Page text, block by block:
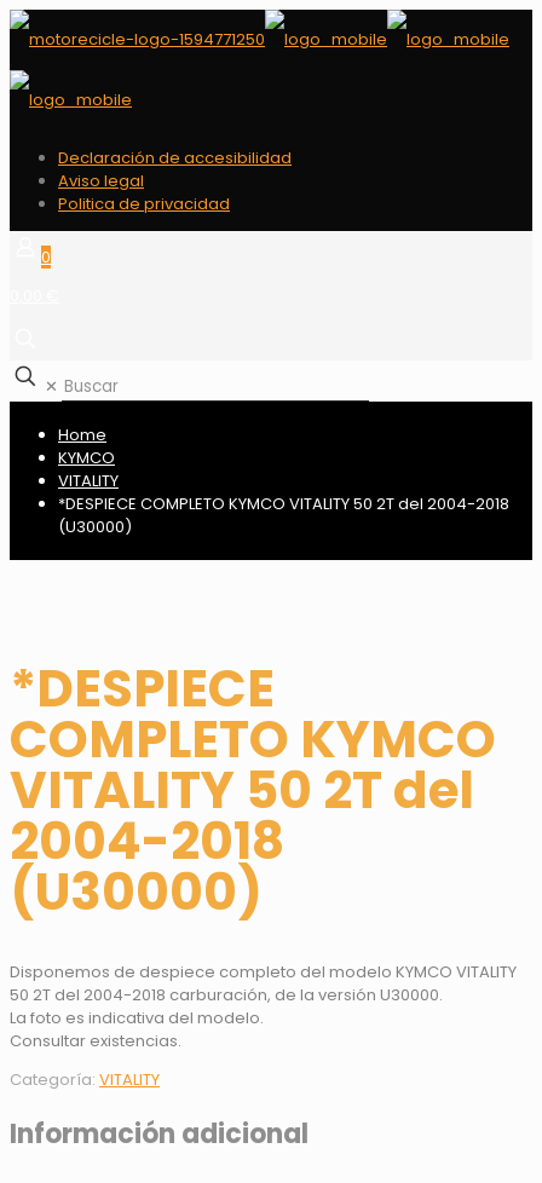
Declaración de accesibilidad
Aviso legal
Politica de privacidad
0
✕
Home
KYMCO
VITALITY
*DESPIECE COMPLETO KYMCO VITALITY 50 2T del 2004-2018
(U30000)
*DESPIECE
COMPLETO KYMCO
VITALITY 50 2T del
2004-2018
(U30000)
Disponemos de despiece completo del modelo KYMCO VITALITY
50 2T del 2004-2018 carburación, de la versión U30000.
La foto es indicativa del modelo.
Consultar existencias.
Categoría: VITALITY
Información adicional